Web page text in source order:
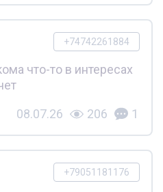
+74742261884
что-то в интересах
08.07.26 206 1
+79051181176